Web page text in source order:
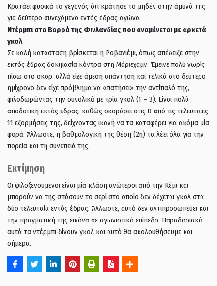
Κρατάει φυσικά το γεγονός ότι κράτησε το μηδέν στην άμυνά της
για δεύτερο συνεχόμενο εντός έδρας αγώνα.
Ντέρμπι στο Βορρά της Φινλανδίας που αναμένεται με αρκετά
γκολ
Σε καλή κατάσταση βρίσκεται η Ροβανιέμι, όπως απέδειξε στην
εκτός έδρας δοκιμασία κόντρα στη Μάριεχαμν. Έμεινε πολύ νωρίς
πίσω στο σκορ, αλλά είχε άμεση απάντηση και τελικά στο δεύτερο
ημίχρονο δεν είχε πρόβλημα να «πατήσει» την αντίπαλό της,
φιλοδωρώντας την συνολικά με τρία γκολ (1 – 3). Είναι πολύ
αποδοτική εκτός έδρας, καθώς σκοράρει στις 8 από τις τελευταίες
11 εξορμήσεις της, δείχνοντας ικανή να τα καταφέρει για ακόμα μία
φορά. Άλλωστε, η βαθμολογική της θέση (2η) τα λέει όλα για την
πορεία και τη συνέπειά της.
Εκτίμηση
Οι φιλοξενούμενοι είναι μία κλάση ανώτεροι από την Κέμι και
μπορούν να της σπάσουν το σερί στο οποίο δεν δέχεται γκολ στα
δύο τελευταία εντός έδρας. Άλλωστε, αυτό δεν αντιπροσωπεύει και
την πραγματική της εικόνα σε αγωνιστικό επίπεδο. Παραδοσιακά
αυτά τα ντέρμπι δίνουν γκολ και αυτό θα ακολουθήσουμε και
σήμερα.